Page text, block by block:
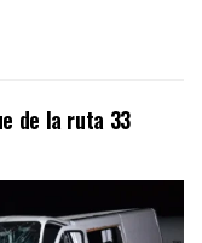
de la ruta 33